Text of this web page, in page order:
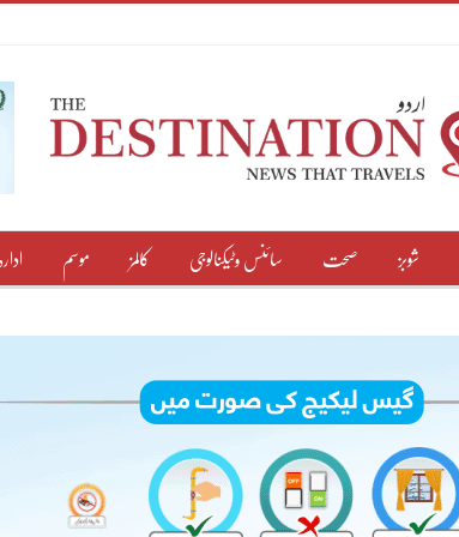
شوبز صحت سائنس وٹیکنالوجی کالمز موسم ادارہ